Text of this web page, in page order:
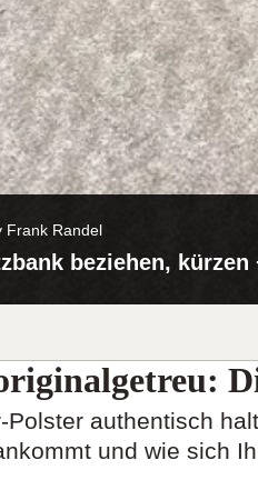
Frank Randel
beziehen,
Polster authentisch
und wie sich